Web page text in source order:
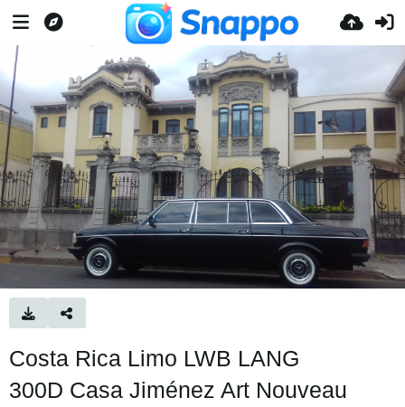
Costa Rica Limo LWB LANG
300D Casa Jiménez Art Nouveau